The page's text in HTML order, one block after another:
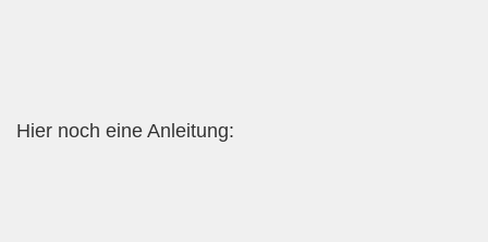
Hier noch eine Anleitung: